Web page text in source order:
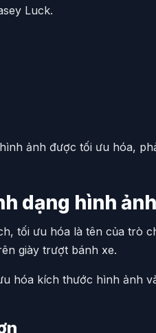
Luck.
ảnh được tối ưu hóa,
dạng hình ảnh
tối ưu hóa là tên của trò
giày trượt bánh xe.
hóa kích thước hình ảnh